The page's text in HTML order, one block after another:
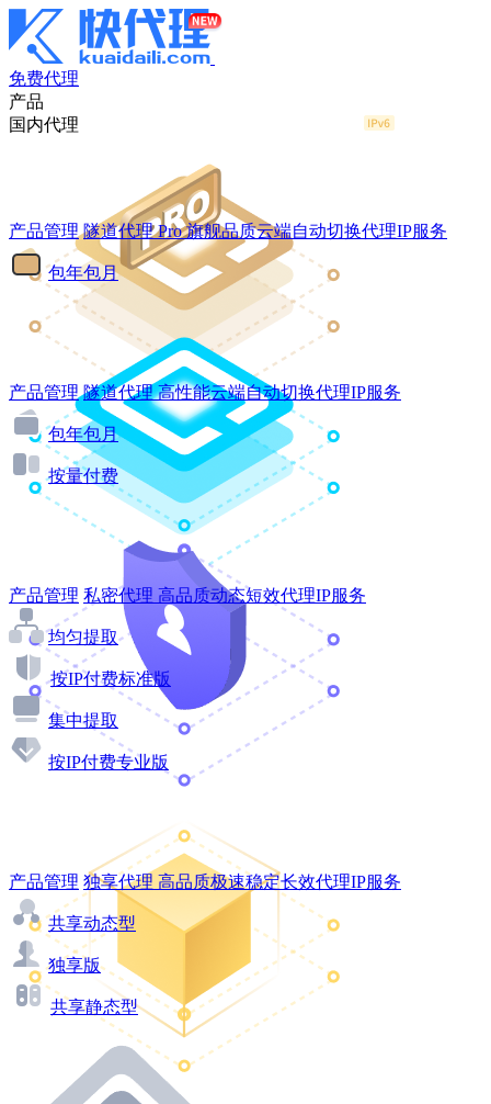
免费代理
产品
国内代理
产品管理 隧道代理Pro 旗舰品质云端自动切换代理IP服务
包年包月
产品管理 隧道代理 高性能云端自动切换代理IP服务
包年包月
按量付费
产品管理 私密代理 高品质动态短效代理IP服务
均匀提取
按IP付费标准版
集中提取
按IP付费专业版
产品管理 独享代理 高品质极速稳定长效代理IP服务
共享动态型
独享版
共享静态型